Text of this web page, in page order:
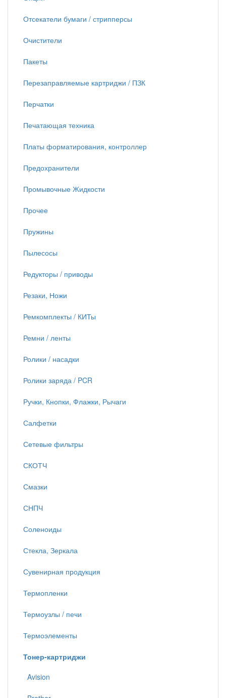
Отсекатели бумаги / стрипперсы
Очистители
Пакеты
Перезаправляемые картриджи / ПЗК
Перчатки
Печатающая техника
Платы форматирования, контроллер
Предохранители
Промывочные Жидкости
Прочее
Пружины
Пылесосы
Редукторы / приводы
Резаки, Ножи
Ремкомплекты / КИТы
Ремни / ленты
Ролики / насадки
Ролики заряда / PCR
Ручки, Кнопки, Флажки, Рычаги
Салфетки
Сетевые фильтры
СКОТЧ
Смазки
СНПЧ
Соленоиды
Стекла, Зеркала
Сувенирная продукция
Термопленки
Термоузлы / печи
Термоэлементы
Тонер-картриджи
Avision